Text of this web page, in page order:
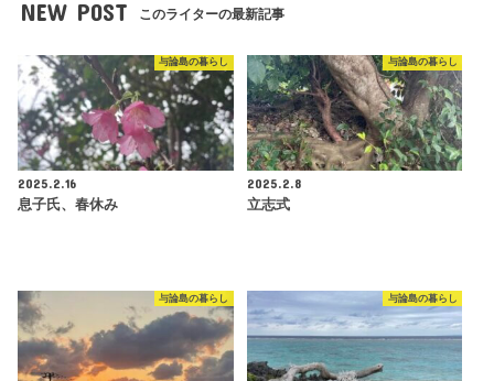
NEW POST このライターの最新記事
与論島の暮らし
2025.2.16
息子氏、春休み
与論島の暮らし
2025.2.8
立志式
与論島の暮らし 与論島の暮らし